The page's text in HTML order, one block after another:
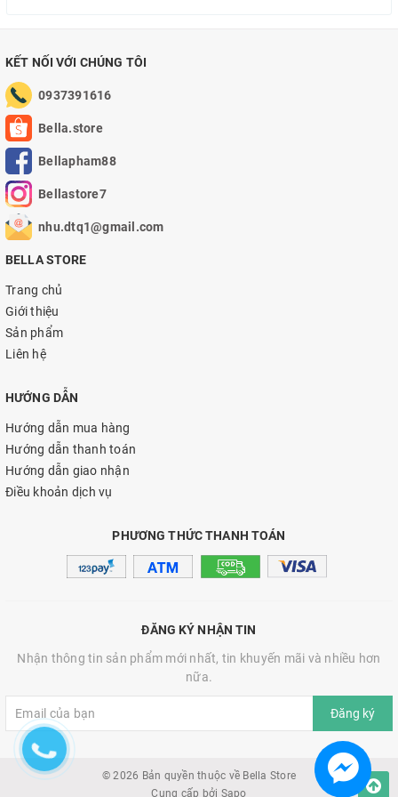
thuốc bổ có chứa vitamin A thì nên tham khảo ý kiến bác sĩ
Không dùng kèm nếu đang điều trị mụn bằng kháng sinh.
Sản phẩm này không phải là thuốc và không thể thay thế cho
thuốc.
KẾT NỐI VỚI CHÚNG TÔI
0937391616
Bella.store
Bellapham88
Bellastore7
nhu.dtq1@gmail.com
BELLA STORE
Trang chủ
Giới thiệu
Sản phẩm
Liên hệ
HƯỚNG DẪN
Hướng dẫn mua hàng
Hướng dẫn thanh toán
Hướng dẫn giao nhận
Điều khoản dịch vụ
PHƯƠNG THỨC THANH TOÁN
ĐĂNG KÝ NHẬN TIN
Nhận thông tin sản phẩm mới nhất, tin khuyến mãi và nhiều hơn
nữa.
Đăng ký
© 2026 Bản quyền thuộc về Bella Store
Cung cấp bởi Sapo